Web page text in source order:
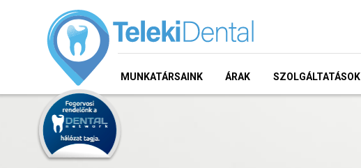
MUNKATÁRSAINK ÁRAK SZOLGÁLTATÁSOK